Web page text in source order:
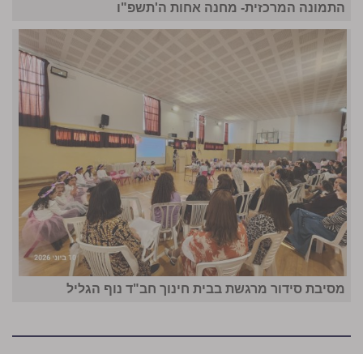
התמונה המרכזית- מחנה אחות ה'תשפ"ו
מסיבת סידור מרגשת בבית חינוך חב"ד נוף הגליל